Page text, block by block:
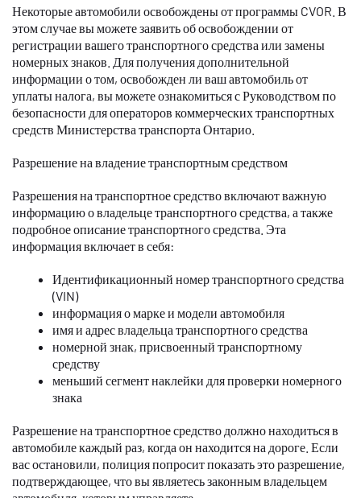
Некоторые автомобили освобождены от программы CVOR. В
этом случае вы можете заявить об освобождении от
регистрации вашего транспортного средства или замены
номерных знаков. Для получения дополнительной
информации о том, освобожден ли ваш автомобиль от
уплаты налога, вы можете ознакомиться с Руководством по
безопасности для операторов коммерческих транспортных
средств Министерства транспорта Онтарио.
Разрешение на владение транспортным средством
Разрешения на транспортное средство включают важную
информацию о владельце транспортного средства, а также
подробное описание транспортного средства. Эта
информация включает в себя:
Идентификационный номер транспортного средства
(VIN)
информация о марке и модели автомобиля
имя и адрес владельца транспортного средства
номерной знак, присвоенный транспортному
средству
меньший сегмент наклейки для проверки номерного
знака
Разрешение на транспортное средство должно находиться в
автомобиле каждый раз, когда он находится на дороге. Если
вас остановили, полиция попросит показать это разрешение,
подтверждающее, что вы являетесь законным владельцем